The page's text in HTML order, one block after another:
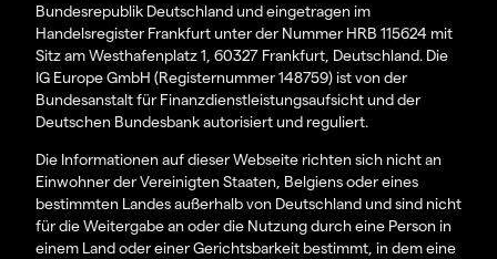
Bundesrepublik Deutschland und eingetragen im
Handelsregister Frankfurt unter der Nummer HRB 115624 mit
Sitz am Westhafenplatz 1, 60327 Frankfurt, Deutschland. Die
IG Europe GmbH (Registernummer 148759) ist von der
Bundesanstalt für Finanzdienstleistungsaufsicht und der
Deutschen Bundesbank autorisiert und reguliert.
Die Informationen auf dieser Webseite richten sich nicht an
Einwohner der Vereinigten Staaten, Belgiens oder eines
bestimmten Landes außerhalb von Deutschland und sind nicht
für die Weitergabe an oder die Nutzung durch eine Person in
einem Land oder einer Gerichtsbarkeit bestimmt, in dem eine